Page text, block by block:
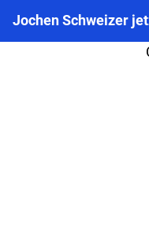
Jochen Schweizer